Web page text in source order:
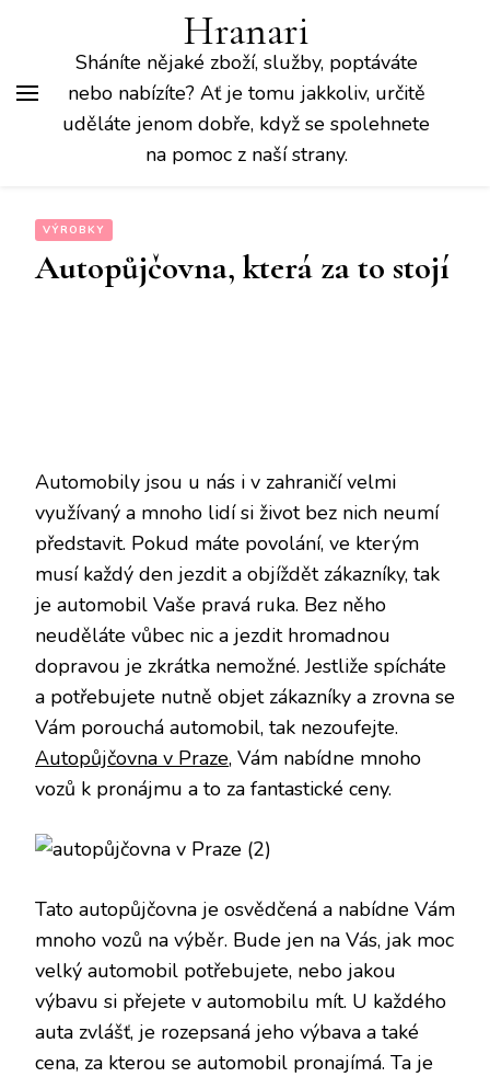
Hranari
Sháníte nějaké zboží, služby, poptáváte
nebo nabízíte? Ať je tomu jakkoliv, určitě
uděláte jenom dobře, když se spolehnete
na pomoc z naší strany.
VÝROBKY
Autopůjčovna, která za to stojí
Automobily jsou u nás i v zahraničí velmi
využívaný a mnoho lidí si život bez nich neumí
představit. Pokud máte povolání, ve kterým
musí každý den jezdit a objíždět zákazníky, tak
je automobil Vaše pravá ruka. Bez něho
neuděláte vůbec nic a jezdit hromadnou
dopravou je zkrátka nemožné. Jestliže spícháte
a potřebujete nutně objet zákazníky a zrovna se
Vám porouchá automobil, tak nezoufejte.
Autopůjčovna v Praze, Vám nabídne mnoho
vozů k pronájmu a to za fantastické ceny.
Tato autopůjčovna je osvědčená a nabídne Vám
mnoho vozů na výběr. Bude jen na Vás, jak moc
velký automobil potřebujete, nebo jakou
výbavu si přejete v automobilu mít. U každého
auta zvlášť, je rozepsaná jeho výbava a také
cena, za kterou se automobil pronajímá. Ta je